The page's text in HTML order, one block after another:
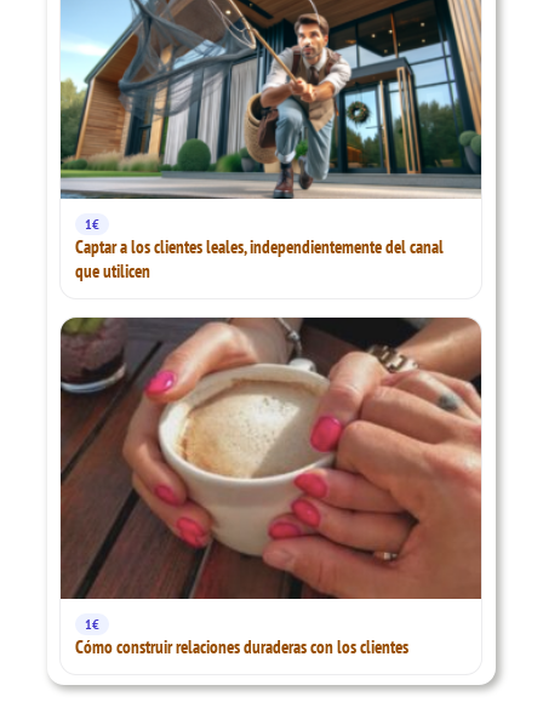
1€
Captar a los clientes leales, independientemente del canal
que utilicen
1€
Cómo construir relaciones duraderas con los clientes